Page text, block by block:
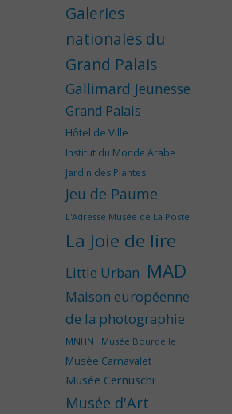
Galeries
nationales du
Grand Palais
Gallimard Jeunesse
Grand Palais
Hôtel de Ville
Institut du Monde Arabe
Jardin des Plantes
Jeu de Paume
L'Adresse Musée de La Poste
La Joie de lire
Little Urban MAD
Maison européenne
de la photographie
MNHN Musée Bourdelle
Musée Carnavalet
Musée Cernuschi
Musée d'Art